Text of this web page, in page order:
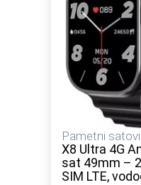
Pametni satovi
X8 Ultra 4G
sat 49mm –
SIM LTE,